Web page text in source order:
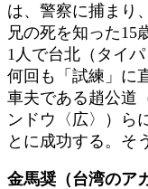
は、警察に捕まり
兄の死を知った15
1人で台北（タイ
何回も「試練」に
車夫である趙公道
ンドウ〈広〉）ら
とに成功する。そ
金馬奨（台湾のア